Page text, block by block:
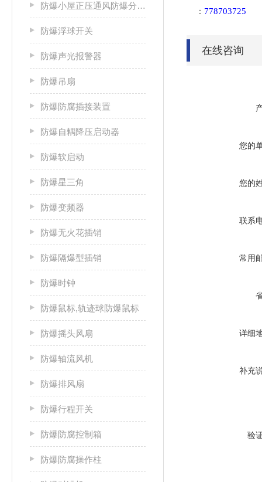
防爆小屋正压通风防爆分析小屋
防爆浮球开关
防爆声光报警器
防爆吊扇
防爆防腐插接装置
防爆自耦降压启动器
防爆软启动
防爆星三角
防爆变频器
防爆无火花插销
防爆隔爆型插销
防爆时钟
防爆鼠标,轨迹球防爆鼠标
防爆摇头风扇
防爆轴流风机
防爆排风扇
防爆行程开关
防爆防腐控制箱
防爆防腐操作柱
： 778703725
在线咨询
您的
您的
联系
常用
详细
补充
验